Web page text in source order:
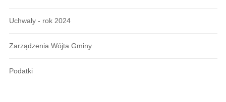
Uchwały - rok 2024
Zarządzenia Wójta Gminy
Podatki